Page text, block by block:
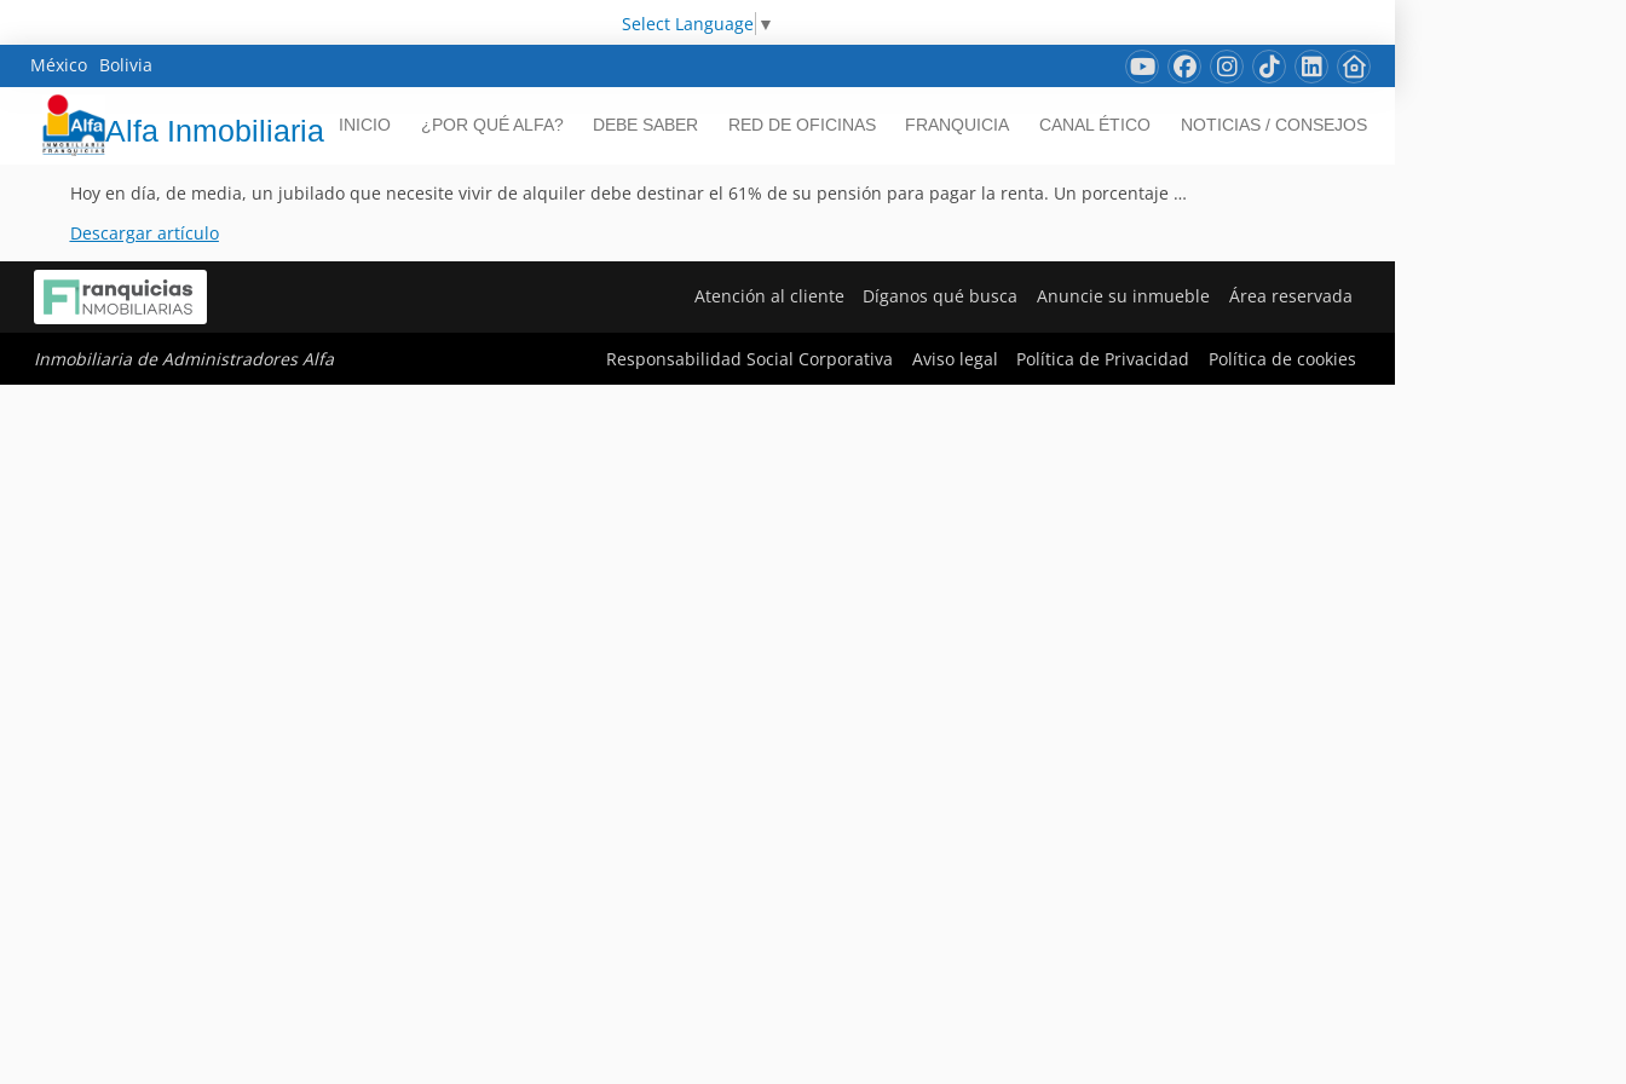
Select Language ▼
México Bolivia
Alfa Inmobiliaria INICIO ¿POR QUÉ ALFA? DEBE SABER RED DE OFICINAS FRANQUICIA CANAL ÉTICO NOTICIAS / CONSEJOS
Hoy en día, de media, un jubilado que necesite vivir de alquiler debe destinar el 61% de su pensión para pagar la renta. Un porcentaje …
Descargar artículo
Atención al cliente Díganos qué busca Anuncie su inmueble Área reservada
Inmobiliaria de Administradores Alfa Responsabilidad Social Corporativa Aviso legal Política de Privacidad Política de cookies